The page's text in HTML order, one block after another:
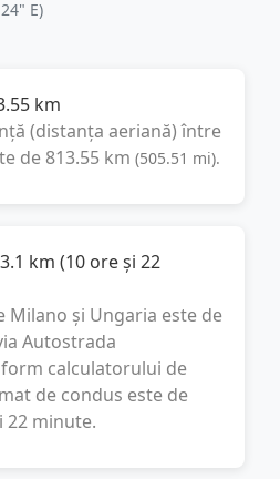
E)
km
(distanța aeriană) între
de 813.55 km (505.51 mi).
km (10 ore și 22
Milano și Ungaria este de
Autostrada
calculatorului de
de condus este de
22 minute.